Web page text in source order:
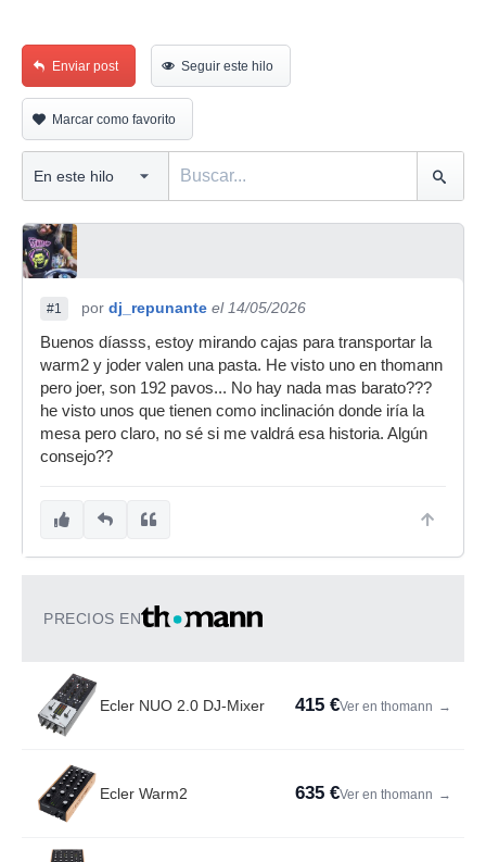
Enviar post Seguir este hilo
Marcar como favorito
#1 por dj_repunante el 14/05/2026
Buenos díasss, estoy mirando cajas para transportar la
warm2 y joder valen una pasta. He visto uno en thomann
pero joer, son 192 pavos... No hay nada mas barato???
he visto unos que tienen como inclinación donde iría la
mesa pero claro, no sé si me valdrá esa historia. Algún
consejo??
PRECIOS EN
Ecler NUO 2.0 DJ-Mixer 415 €Ver en thomann →
Ecler Warm2 635 €Ver en thomann →